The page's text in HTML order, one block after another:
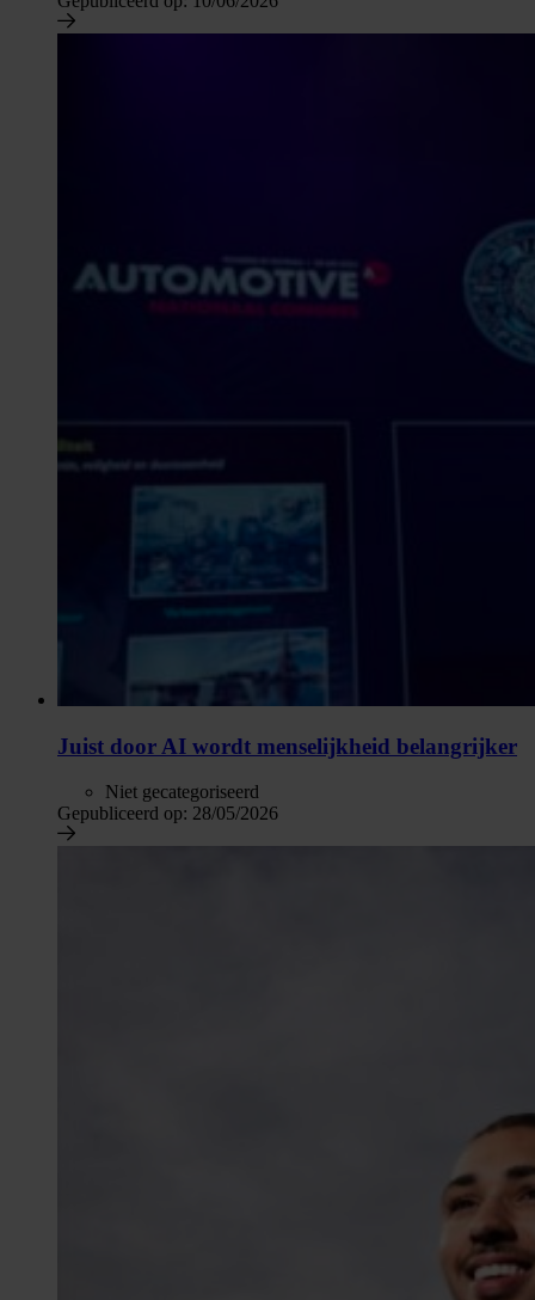
Juist door AI wordt menselijkheid belangrijker
Niet gecategoriseerd
Gepubliceerd op: 28/05/2026